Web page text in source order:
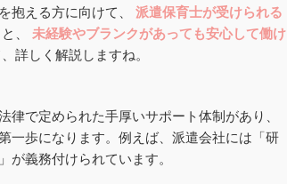
抱える方に向けて、 派遣保育士が受けられる
と、 未経験やブランクがあっても安心して働け
詳しく解説しますね。
律で定められた手厚いサポート体制があり、
一歩になります。例えば、派遣会社には「研
義務付けられています。